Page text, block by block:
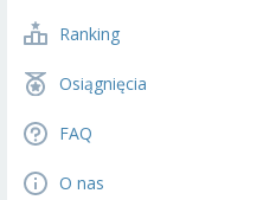
Ranking
Osiągnięcia
FAQ
O nas